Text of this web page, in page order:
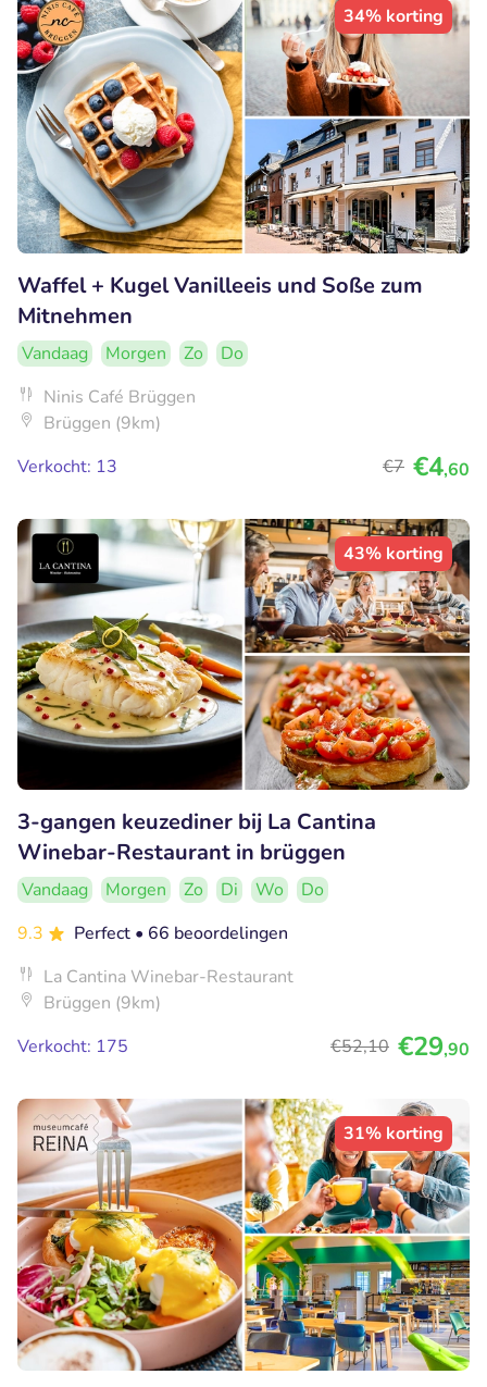
34% korting
Waffel + Kugel Vanilleeis und Soße zum
Mitnehmen
Vandaag Morgen Zo
Do
Ninis Café Brüggen
Brüggen (9km)
Verkocht: 13
€7 €4,60
43% korting
3-gangen keuzediner bij La Cantina
Winebar-Restaurant in brüggen
Vandaag Morgen Zo Di Wo
Do
9.3
Perfect • 66 beoordelingen
La Cantina Winebar-Restaurant
Brüggen (9km)
Verkocht: 175
€52,10 €29,90
31% korting